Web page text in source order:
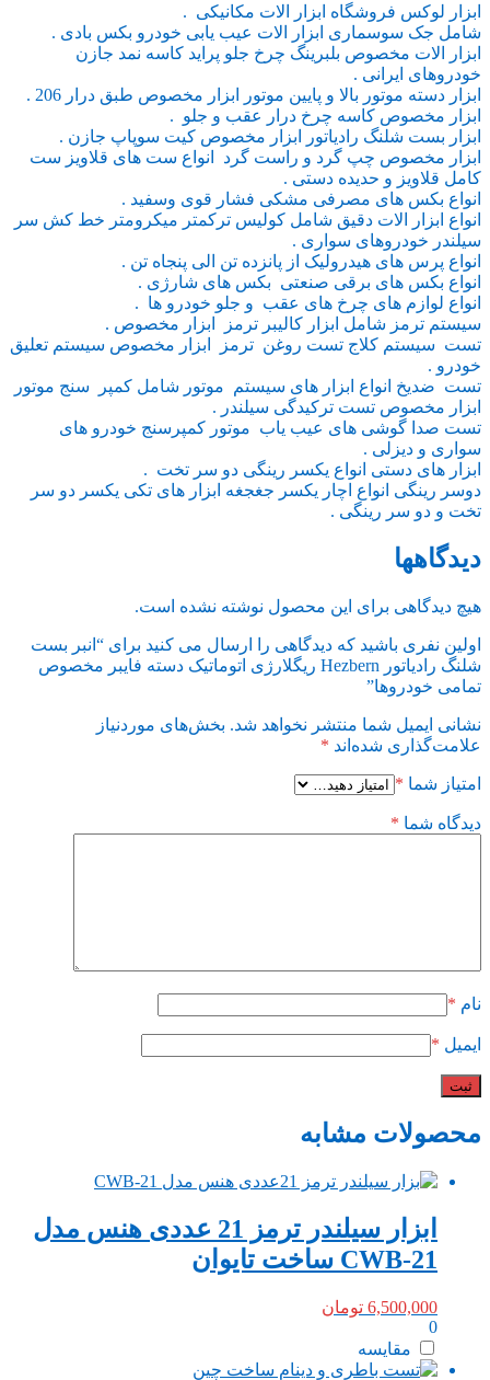
ابزار لوکس فروشگاه ابزار الات مکانیکی .
شامل جک سوسماری ابزار الات عیب یابی خودرو بکس بادی .
ابزار الات مخصوص بلبرینگ چرخ جلو پراید کاسه نمد جازن
خودروهای ایرانی .
ابزار دسته موتور بالا و پایین موتور ابزار مخصوص طبق درار 206 .
ابزار مخصوص کاسه چرخ درار عقب و جلو .
ابزار بست شلنگ رادیاتور ابزار مخصوص کیت سوپاپ جازن .
ابزار مخصوص چپ گرد و راست گرد انواع ست های قلاویز ست
کامل قلاویز و حدیده دستی .
انواع بکس های مصرفی مشکی فشار قوی وسفید .
انواع ابزار الات دقیق شامل کولیس ترکمتر میکرومتر خط کش سر
سیلندر خودروهای سواری .
انواع پرس های هیدرولیک از پانزده تن الی پنجاه تن .
انواع بکس های برقی صنعتی بکس های شارژی .
انواع لوازم های چرخ های عقب و جلو خودرو ها .
سیستم ترمز شامل ابزار کالیبر ترمز ابزار مخصوص .
تست سیستم کلاج تست روغن ترمز ابزار مخصوص سیستم تعلیق
خودرو .
تست ضدیخ انواع ابزار های سیستم موتور شامل کمپر سنج موتور
ابزار مخصوص تست ترکیدگی سیلندر .
تست صدا گوشی های عیب یاب موتور کمپرسنج خودرو های
سواری و دیزلی .
ابزار های دستی انواع یکسر رینگی دو سر تخت .
دوسر رینگی انواع اچار یکسر جغجغه ابزار های تکی یکسر دو سر
تخت و دو سر رینگی .
دیدگاهها
هیچ دیدگاهی برای این محصول نوشته نشده است.
اولین نفری باشید که دیدگاهی را ارسال می کنید برای “انبر بست
شلنگ رادیاتور Hezbern ریگلارژی اتوماتیک دسته فایبر مخصوص
تمامی خودروها”
نشانی ایمیل شما منتشر نخواهد شد. بخش‌های موردنیاز
علامت‌گذاری شده‌اند *
امتیاز شما *
دیدگاه شما *
نام *
ایمیل *
محصولات مشابه
ابزار سیلندر ترمز 21 عددی هنس مدل
CWB-21 ساخت تایوان
6,500,000 تومان
0
مقایسه